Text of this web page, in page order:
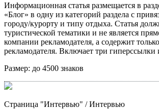
Информационная статья размещается в
«Блог» в одну из категорий раздела с
городу/курорту и типу отдыха. Статья
туристической тематики и не является
компании рекламодателя, а содержит
рекламодателя. Включает три гиперссылки
Размер: до 4500 знаков
Страница "Интервью" / Интервью